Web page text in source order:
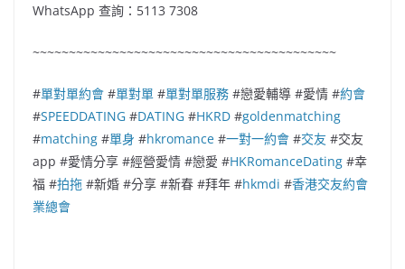
WhatsApp 查詢：5113 7308
~~~~~~~~~~~~~~~~~~~~~~~~~~~~~~~~~~~~~~~~~~
#單對單約會 #單對單 #單對單服務 #戀愛輔導 #愛情 #約會
#SPEEDDATING #DATING #HKRD #goldenmatching
#matching #單身 #hkromance #一對一約會 #交友 #交友
app #愛情分享 #經營愛情 #戀愛 #HKRomanceDating #幸
福 #拍拖 #新婚 #分享 #新春 #拜年 #hkmdi #香港交友約會
業總會